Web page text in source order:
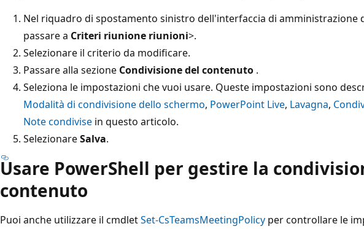
Nel riquadro di spostamento sinistro dell'interfaccia di amministrazione
passare a Criteri riunione riunioni>.
Selezionare il criterio da modificare.
Passare alla sezione Condivisione del contenuto .
Seleziona le impostazioni che vuoi usare. Queste impostazioni sono
Modalità di condivisione dello schermo, PowerPoint Live, Lavagna,
Note condivise in questo articolo.
SelezionareSalva.
Usare PowerShell per gestire la
contenuto
Puoi anche utilizzare il cmdletSet-CsTeamsMeetingPolicy per controllare le